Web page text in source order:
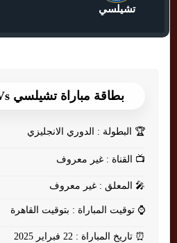
تشيلسي
بطاقة مباراة تشيلسي Vs استون فيلا
🏆 البطولة : الدوري الانجليزي
📺 القناة : غير معروف
🎤 المعلق : غير معروف
⌚ توقيت المباراة : بتوقيت القاهرة
⏰ تاريخ المباراة : 22 فبراير 2025